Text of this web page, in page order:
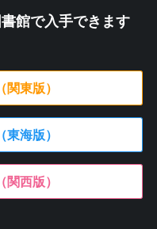
館で入手できます
東版）
海版）
西版）